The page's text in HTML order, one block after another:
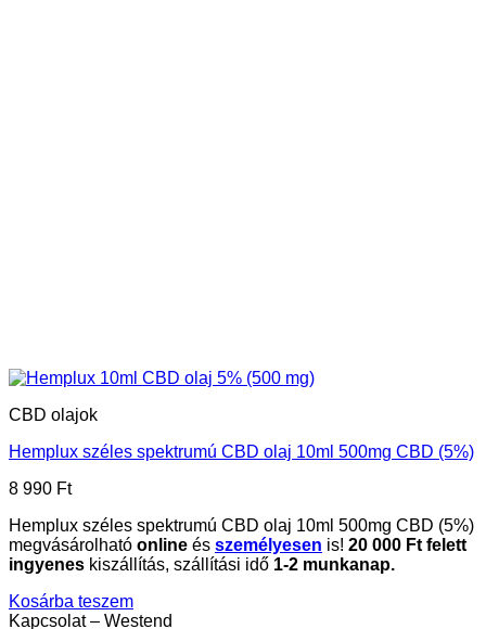
CBD olajok
Hemplux széles spektrumú CBD olaj 10ml 500mg CBD (5%)
8 990 Ft
Hemplux széles spektrumú CBD olaj 10ml 500mg CBD (5%)
megvásárolható online és személyesen is! 20 000 Ft felett
ingyenes kiszállítás, szállítási idő 1-2 munkanap.
Kosárba teszem
Kapcsolat – Westend